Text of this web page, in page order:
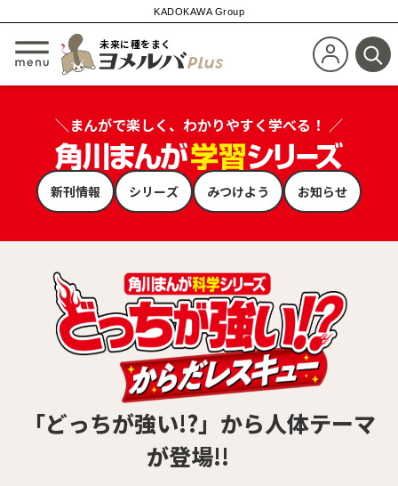
KADOKAWA Group
メニューを開閉する
未来に種をまく
新規会員登
検
＼まんがで楽しく、わかりやすく学べる！ ／
新刊情報 シリーズ みつけよう お知らせ
「どっちが強い!?」から人体テーマ
が登場!!